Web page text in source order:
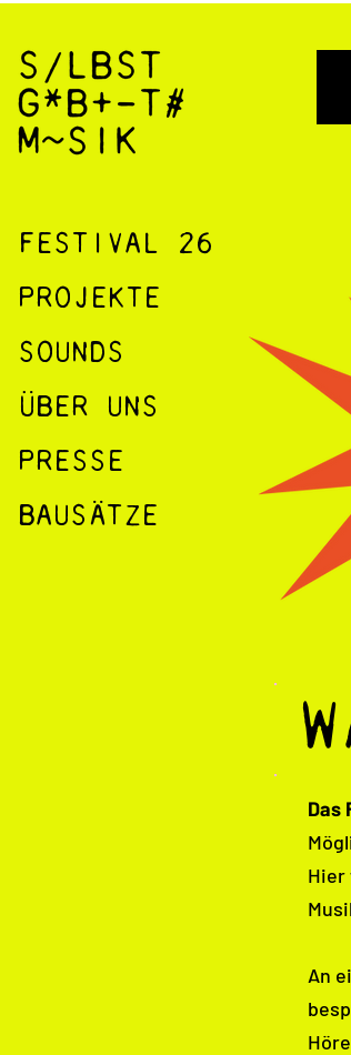
FESTIVAL 26
PROJEKTE
SOUNDS
ÜBER UNS
PRESSE
BAUSÄTZE
Das
Hier
An